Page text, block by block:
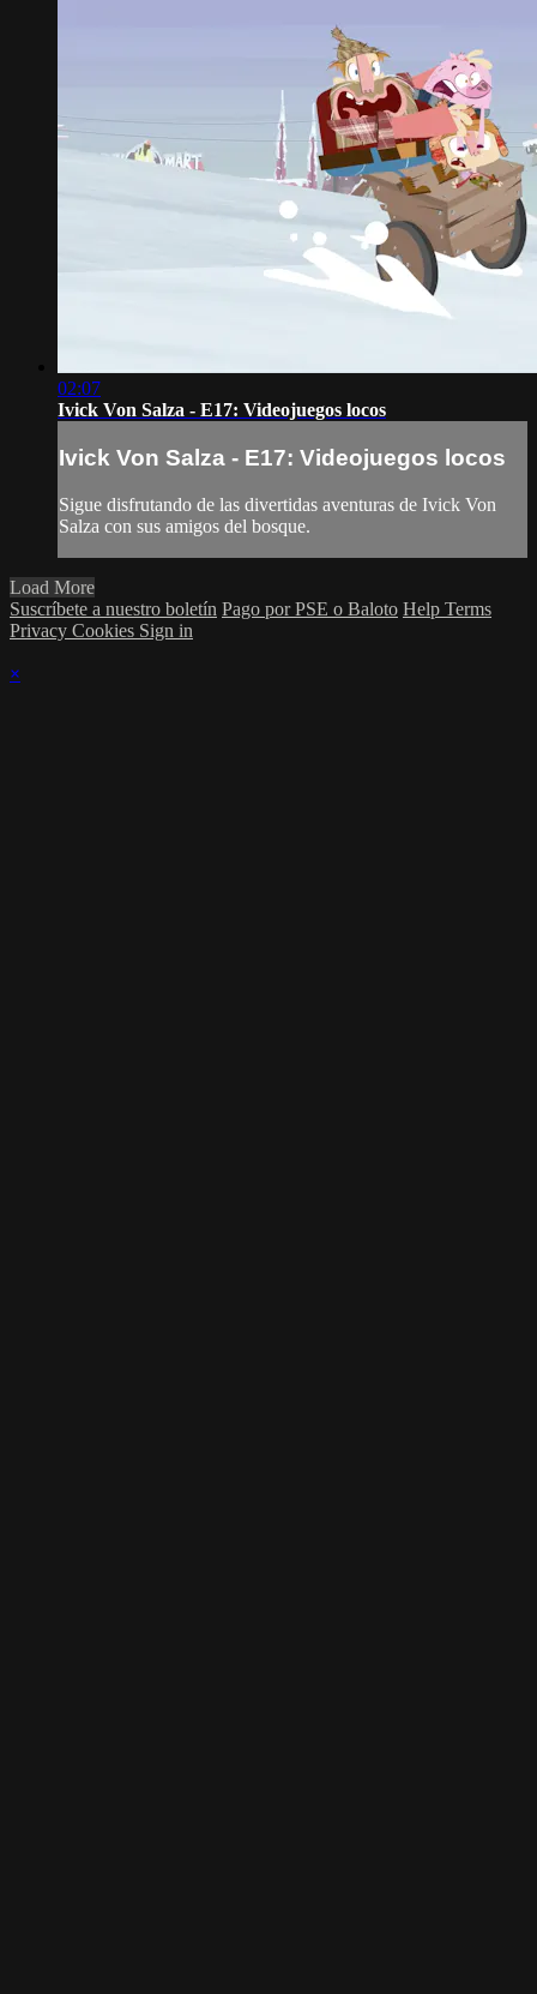
02:07
Ivick Von Salza - E17: Videojuegos locos
Ivick Von Salza - E17: Videojuegos locos
Sigue disfrutando de las divertidas aventuras de Ivick Von
Salza con sus amigos del bosque.
Load More
Suscríbete a nuestro boletín Pago por PSE o Baloto Help Terms
Privacy Cookies Sign in
×